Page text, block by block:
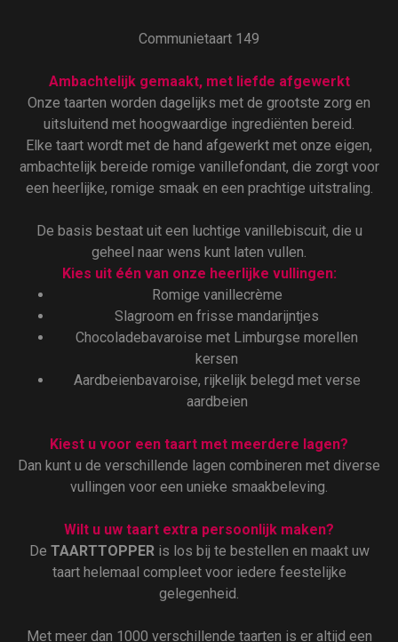
Communietaart 149
Ambachtelijk gemaakt, met liefde afgewerkt
Onze taarten worden dagelijks met de grootste zorg en
uitsluitend met hoogwaardige ingrediënten bereid.
Elke taart wordt met de hand afgewerkt met onze eigen,
ambachtelijk bereide romige vanillefondant, die zorgt voor
een heerlijke, romige smaak en een prachtige uitstraling.
De basis bestaat uit een luchtige vanillebiscuit, die u
geheel naar wens kunt laten vullen.
Kies uit één van onze heerlijke vullingen:
Romige vanillecrème
Slagroom en frisse mandarijntjes
Chocoladebavaroise met Limburgse morellen
kersen
Aardbeienbavaroise, rijkelijk belegd met verse
aardbeien
Kiest u voor een taart met meerdere lagen?
Dan kunt u de verschillende lagen combineren met diverse
vullingen voor een unieke smaakbeleving.
Wilt u uw taart extra persoonlijk maken?
De TAARTTOPPERis los bij te bestellen en maakt uw
taart helemaal compleet voor iedere feestelijke
gelegenheid.
Met meer dan 1000 verschillende taarten is er altijd een